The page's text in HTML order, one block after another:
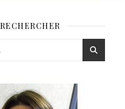
RECHERCHER